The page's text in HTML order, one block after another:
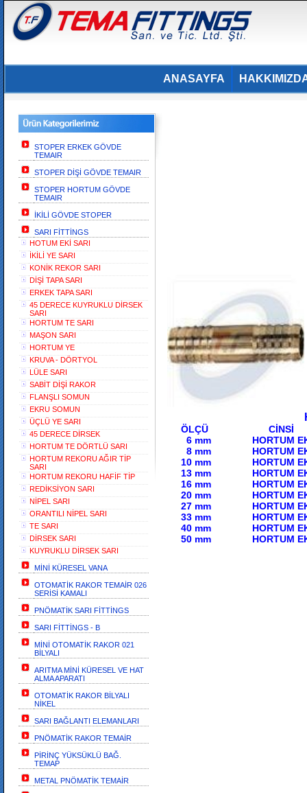
ANASAYFA
STOPER ERKEK GÖVDE
TEMAIR
STOPER DİŞİ GÖVDE TEMAIR
STOPER HORTUM GÖVDE
TEMAIR
İKİLİ GÖVDE STOPER
SARI FİTTİNGS
HOTUM EKİ SARI
İKİLİ YE SARI
KONİK REKOR SARI
DİŞİ TAPA SARI
ERKEK TAPA SARI
45 DERECE KUYRUKLU DİRSEK
SARI
HORTUM TE SARI
MAŞON SARI
HORTUM YE
KRUVA - DÖRTYOL
LÜLE SARI
SABİT DİŞİ RAKOR
FLANŞLI SOMUN
EKRU SOMUN
ÜÇLÜ YE SARI
45 DERECE DİRSEK
HORTUM TE DÖRTLÜ SARI
HORTUM REKORU AĞIR TİP
SARI
HORTUM REKORU HAFİF TİP
REDİKSİYON SARI
NİPEL SARI
ORANTILI NİPEL SARI
TE SARI
DİRSEK SARI
KUYRUKLU DİRSEK SARI
MİNİ KÜRESEL VANA
OTOMATİK RAKOR TEMAİR 026
SERİSİ KAMALI
PNÖMATİK SARI FİTTİNGS
SARI FİTTİNGS - B
MİNİ OTOMATİK RAKOR 021
BİLYALI
ARITMA MİNİ KÜRESEL VE HAT
ALMA APARATI
OTOMATİK RAKOR BİLYALI
NİKEL
SARI BAĞLANTI ELEMANLARI
PNÖMATİK RAKOR TEMAİR
PİRİNÇ YÜKSÜKLÜ BAĞ.
TEMAP
METAL PNÖMATİK TEMAİR
ÖLÇÜ
6 mm HORTUM
8 mm
10 mm HORTUM
13 mm
16 mm HORTUM
20 mm
27 mm HORTUM
33 mm
40 mm HORTUM
50 mm HORTUM